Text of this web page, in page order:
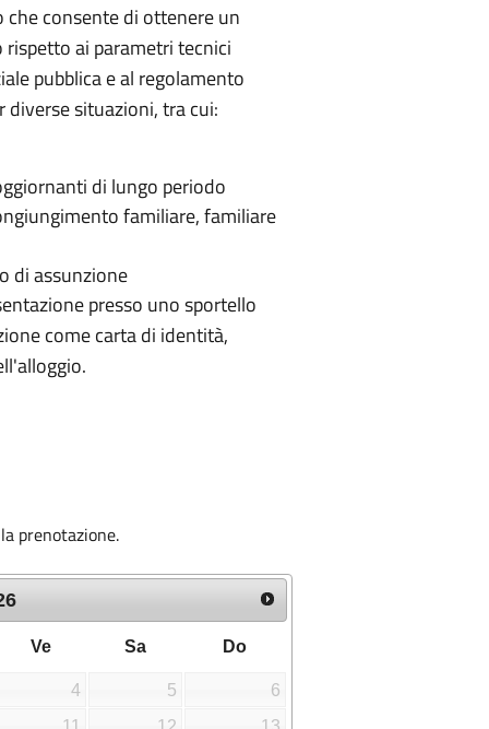
che consente di ottenere un
ai parametri tecnici
pubblica e al regolamento
diverse situazioni, tra cui:
di lungo periodo
familiare, familiare
di assunzione
presso uno sportello
come carta di identità,
prenotazione.
Ve Sa Do
4 5
6